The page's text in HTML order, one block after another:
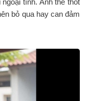
tình. Anh thề thốt
bỏ qua hay can đảm